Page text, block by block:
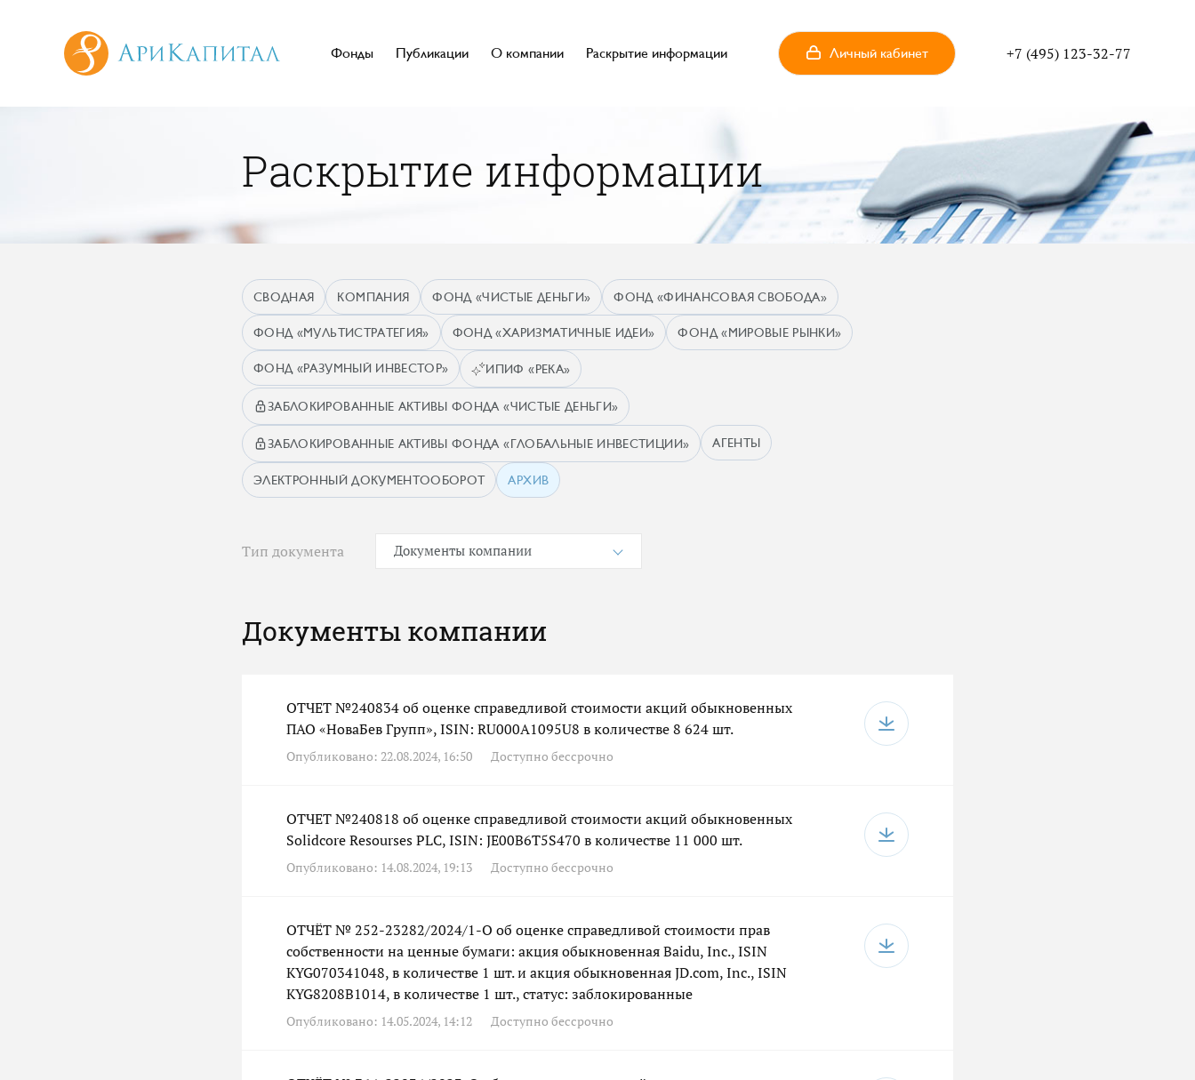
Фонды Публикации О компании Раскрытие информации Личный кабинет +7 (495) 123-32-77
Раскрытие информации
СВОДНАЯ КОМПАНИЯ ФОНД «ЧИСТЫЕ ДЕНЬГИ» ФОНД «ФИНАНСОВАЯ СВОБОДА»
ФОНД «МУЛЬТИСТРАТЕГИЯ» ФОНД «ХАРИЗМАТИЧНЫЕ ИДЕИ» ФОНД «МИРОВЫЕ РЫНКИ»
ФОНД «РАЗУМНЫЙ ИНВЕСТОР» ИПИФ «РЕКА»
ЗАБЛОКИРОВАННЫЕ АКТИВЫ ФОНДА «ЧИСТЫЕ ДЕНЬГИ»
ЗАБЛОКИРОВАННЫЕ АКТИВЫ ФОНДА «ГЛОБАЛЬНЫЕ ИНВЕСТИЦИИ» АГЕНТЫ
ЭЛЕКТРОННЫЙ ДОКУМЕНТООБОРОТ АРХИВ
Тип документа Документы компании
Документы компании
ОТЧЕТ №240834 об оценке справедливой стоимости акций обыкновенных
ПАО «НоваБев Групп», ISIN: RU000A1095U8 в количестве 8 624 шт.
Опубликовано: 22.08.2024, 16:50 Доступно бессрочно
ОТЧЕТ №240818 об оценке справедливой стоимости акций обыкновенных
Solidcore Resourses PLC, ISIN: JE00B6T5S470 в количестве 11 000 шт.
Опубликовано: 14.08.2024, 19:13 Доступно бессрочно
ОТЧЁТ № 252-23282/2024/1-О об оценке справедливой стоимости прав
собственности на ценные бумаги: акция обыкновенная Baidu, Inc., ISIN
KYG070341048, в количестве 1 шт. и акция обыкновенная JD.com, Inc., ISIN
KYG8208B1014, в количестве 1 шт., статус: заблокированные
Опубликовано: 14.05.2024, 14:12 Доступно бессрочно